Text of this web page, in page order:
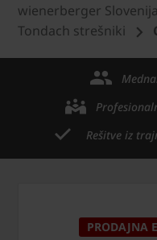
wienerberger Slovenija
Tondach strešniki
Rešitve iz
PRODAJNA